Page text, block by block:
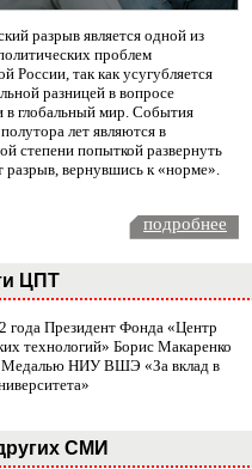
разрыв является одной из
проблем
России, так как усугубляется
разницей в вопросе
в глобальный мир. События
лет являются в
степени попыткой развернуть
разрыв, вернувшись к «норме».
подробнее
ЦПТ
года Президент Фонда «Центр
технологий» Борис Макаренко
Медалью НИУ ВШЭ «За вклад в
СМИ